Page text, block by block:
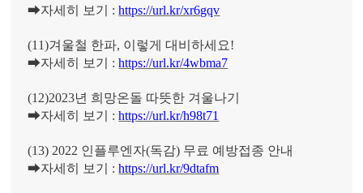
➡자세히 보기 :https://url.kr/xr6gqv
(11)겨울철 한파, 이렇게 대비하세요!
➡자세히 보기 :https://url.kr/4wbma7
(12)2023년 희망온돌 따뜻한 겨울나기
➡자세히 보기 :https://url.kr/h98t71
(13) 2022 인플루엔자(독감) 무료 예방접종 안내
➡자세히 보기 :https://url.kr/9dtafm